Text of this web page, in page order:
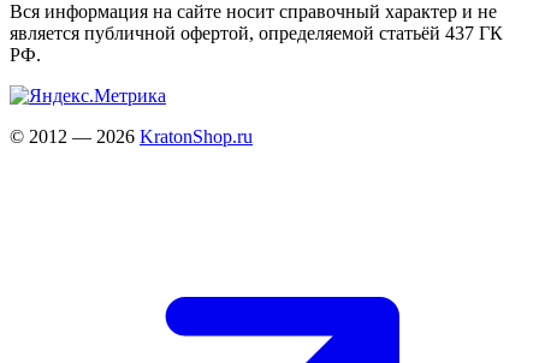
Вся информация на сайте носит справочный характер и не
является публичной офертой, определяемой статьёй 437 ГК
РФ.
© 2012 — 2026 KratonShop.ru